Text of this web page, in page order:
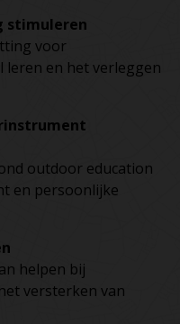
stimuleren
voor
leren en het verleggen
outdoor education
en persoonlijke
helpen bij
versterken van